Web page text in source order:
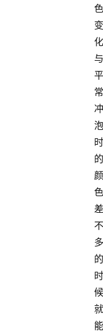
色
变
化
与
平
常
冲
泡
时
的
颜
色
差
不
多
的
时
候
就
能